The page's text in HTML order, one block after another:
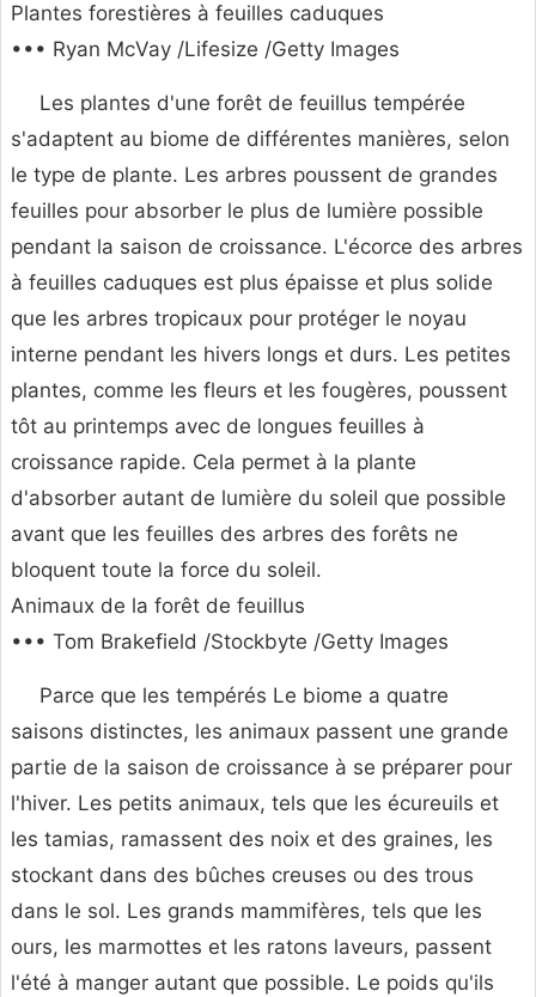
Plantes forestières à feuilles caduques
••• Ryan McVay /Lifesize /Getty Images
Les plantes d'une forêt de feuillus tempérée
s'adaptent au biome de différentes manières, selon
le type de plante. Les arbres poussent de grandes
feuilles pour absorber le plus de lumière possible
pendant la saison de croissance. L'écorce des arbres
à feuilles caduques est plus épaisse et plus solide
que les arbres tropicaux pour protéger le noyau
interne pendant les hivers longs et durs. Les petites
plantes, comme les fleurs et les fougères, poussent
tôt au printemps avec de longues feuilles à
croissance rapide. Cela permet à la plante
d'absorber autant de lumière du soleil que possible
avant que les feuilles des arbres des forêts ne
bloquent toute la force du soleil.
Animaux de la forêt de feuillus
••• Tom Brakefield /Stockbyte /Getty Images
Parce que les tempérés Le biome a quatre
saisons distinctes, les animaux passent une grande
partie de la saison de croissance à se préparer pour
l'hiver. Les petits animaux, tels que les écureuils et
les tamias, ramassent des noix et des graines, les
stockant dans des bûches creuses ou des trous
dans le sol. Les grands mammifères, tels que les
ours, les marmottes et les ratons laveurs, passent
l'été à manger autant que possible. Le poids qu'ils